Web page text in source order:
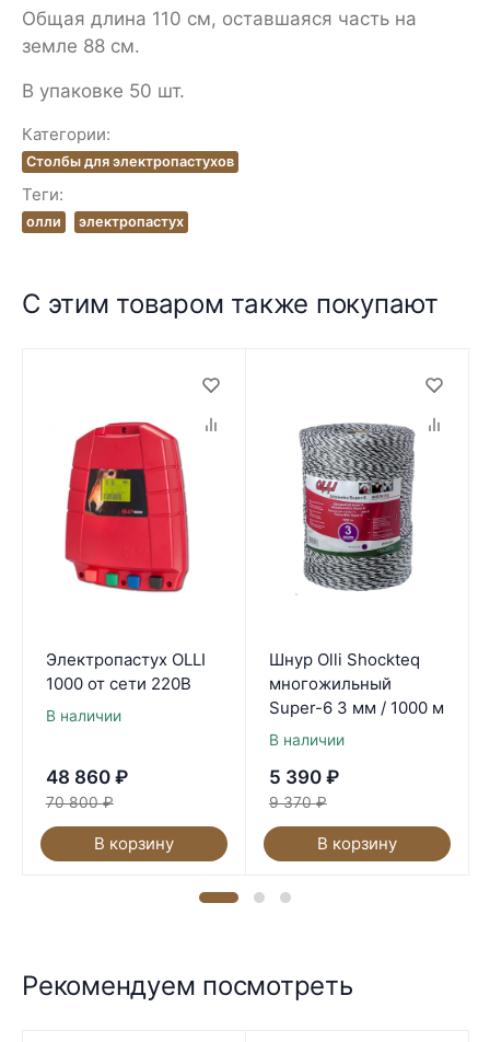
Общая длина 110 см, оставшаяся часть на
земле 88 см.
В упаковке 50 шт.
Категории:
Столбы для электропастухов
Теги:
олли электропастух
С этим товаром также покупают
Электропастух OLLI
1000 от сети 220В
В наличии
48 860 ₽
70 800 ₽
В корзину
Шнур Olli Shockteq
многожильный
Super-6 3 мм / 1000 м
В наличии
5 390 ₽
9 370 ₽
В корзину
Рекомендуем посмотреть